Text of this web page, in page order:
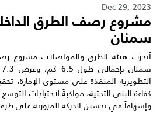
Dec 29, 2023
مشروع رصف الطرق
سمنان
أنجزت هيئة الطرق والمواصلات مشروع
التطويرية المنفذة على مستوى الإمارة،
كفاءة البنى التحتية، مواكبةً لاحتياجات
وإسهاماً في تحسين الحركة المرورية على